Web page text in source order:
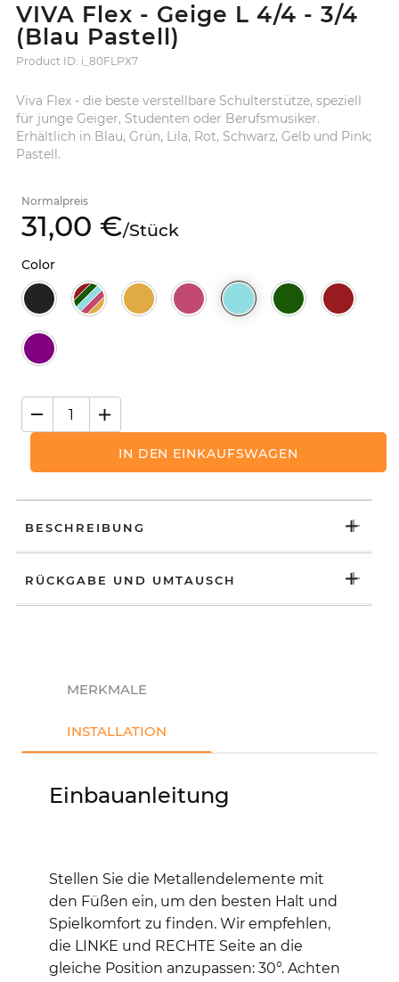
VIVA Flex - Geige L 4/4 - 3/4
(Blau Pastell)
Product ID: i_80FLPX7
Viva Flex - die beste verstellbare Schulterstütze, speziell
für junge Geiger, Studenten oder Berufsmusiker.
Erhältlich in Blau, Grün, Lila, Rot, Schwarz, Gelb und Pink;
Pastell.
Normalpreis
31,00 €/Stück
Color
IN DEN EINKAUFSWAGEN
BESCHREIBUNG
RÜCKGABE UND UMTAUSCH
MERKMALE
INSTALLATION
Einbauanleitung
Stellen Sie die Metallendelemente mit
den Füßen ein, um den besten Halt und
Spielkomfort zu finden. Wir empfehlen,
die LINKE und RECHTE Seite an die
gleiche Position anzupassen: 30°. Achten